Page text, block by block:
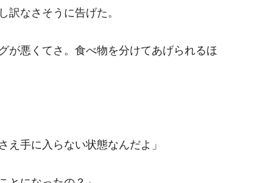
なさそうに告げた。
が悪くてさ。食べ物を分けてあげられるほ
え手に入らない状態なんだよ」